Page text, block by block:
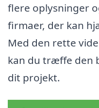
flere oplysninger
firmaer, der kan
Med den rette
kan du træffe den
dit projekt.